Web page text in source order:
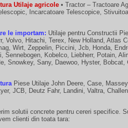
Utilaje agricole • Tractor – Tractoare
Incarcatoare Telescopice,
le importam: Utilaje pentru Constructii
Volvo, Hitachi, Terex, New Holland, Atlas
Wirt, Zeppelin, Piccini, Jcb, Honda,
Sennebogen, Kobelco, Liebherr, Potain,
Snowkey, Sany, Daewoo, Hyster, Bobcat,
Piese Utilaje John Deere, Case,
JCB, Deutz Fahr, Landini, Valtra,
solutii concrete pentru cereri specifice.
clienti din toata tara: